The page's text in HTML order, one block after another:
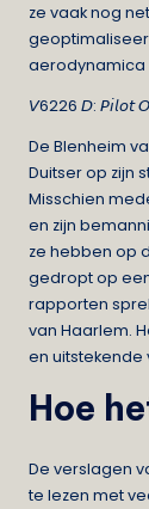
ze vaak nog
aerodynamica
𝘝6226 𝘋: 𝘗𝘪𝘭𝘰𝘵
De Blenheim
Duitser op zijn
Misschien
en zijn
ze hebben op
gedropt op
rapporten
van Haarlem.
en uitstekende
Hoe
De verslagen
te lezen met